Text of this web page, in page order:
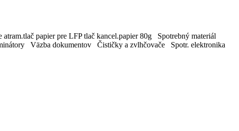
papier pre LFP tlač kancel.papier 80g Spotrebný materiál
Väzba dokumentov Čističky a zvlhčovače Spotr. elektronika